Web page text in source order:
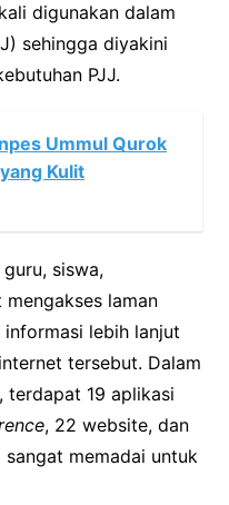
digunakan dalam
sehingga diyakini
PJJ.
Ummul Qurok
Kulit
siswa,
laman
lebih lanjut
tersebut. Dalam
terdapat 19 aplikasi
, 22 website, dan
memadai untuk